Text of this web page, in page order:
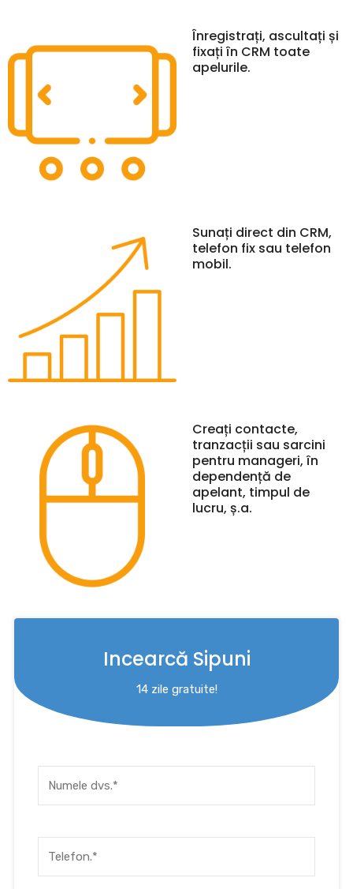
Înregistrați, ascultați și
fixați în CRM toate
apelurile.
Sunați direct din CRM,
telefon fix sau telefon
mobil.
Creați contacte,
tranzacții sau sarcini
pentru manageri, în
dependență de
apelant, timpul de
lucru, ș.a.
Incearcă Sipuni
14 zile gratuite!